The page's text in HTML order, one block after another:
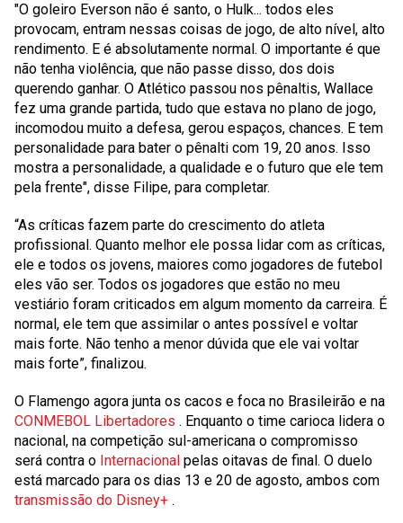
"O goleiro Everson não é santo, o Hulk... todos eles
provocam, entram nessas coisas de jogo, de alto nível, alto
rendimento. E é absolutamente normal. O importante é que
não tenha violência, que não passe disso, dos dois
querendo ganhar. O Atlético passou nos pênaltis, Wallace
fez uma grande partida, tudo que estava no plano de jogo,
incomodou muito a defesa, gerou espaços, chances. E tem
personalidade para bater o pênalti com 19, 20 anos. Isso
mostra a personalidade, a qualidade e o futuro que ele tem
pela frente", disse Filipe, para completar.
“As críticas fazem parte do crescimento do atleta
profissional. Quanto melhor ele possa lidar com as críticas,
ele e todos os jovens, maiores como jogadores de futebol
eles vão ser. Todos os jogadores que estão no meu
vestiário foram criticados em algum momento da carreira. É
normal, ele tem que assimilar o antes possível e voltar
mais forte. Não tenho a menor dúvida que ele vai voltar
mais forte”, finalizou.
O Flamengo agora junta os cacos e foca no Brasileirão e na
CONMEBOL Libertadores . Enquanto o time carioca lidera o
nacional, na competição sul-americana o compromisso
será contra o Internacional pelas oitavas de final. O duelo
está marcado para os dias 13 e 20 de agosto, ambos com
transmissão do Disney+ .